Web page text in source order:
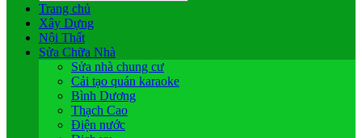
Trang chủ
Xây Dựng
Nội Thất
Sửa Chữa Nhà
Sửa nhà chung cư
Cải tạo quán karaoke
Bình Dương
Thạch Cao
Điện nước